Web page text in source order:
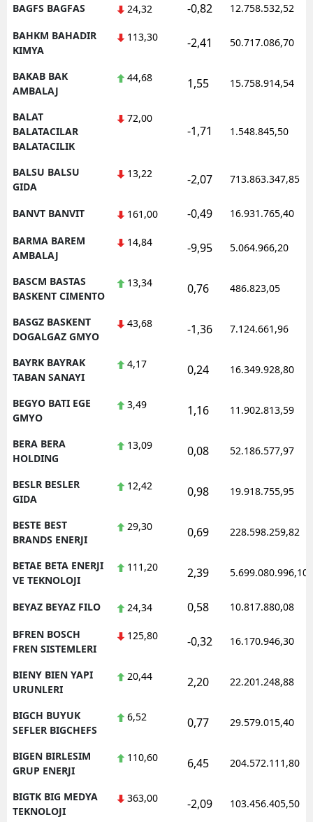
BAGFS BAGFAS 24,32 -0,82 12.758.532,52
BAHKM BAHADIR
KIMYA
113,30 -2,41 50.717.086,70
BAKAB BAK
AMBALAJ
44,68 1,55 15.758.914,54
BALAT
BALATACILAR
BALATACILIK
72,00
-1,71 1.548.845,50
BALSU BALSU
GIDA
13,22 -2,07 713.863.347,85
BANVT BANVIT 161,00 -0,49 16.931.765,40
BARMA BAREM
AMBALAJ
14,84 -9,95 5.064.966,20
BASCM BASTAS
BASKENT CIMENTO
13,34 0,76 486.823,05
BASGZ BASKENT
DOGALGAZ GMYO
43,68 -1,36 7.124.661,96
BAYRK BAYRAK
TABAN SANAYI
4,17 0,24 16.349.928,80
BEGYO BATI EGE
GMYO
3,49 1,16 11.902.813,59
BERA BERA
HOLDING
13,09 0,08 52.186.577,97
BESLR BESLER
GIDA
12,42 0,98 19.918.755,95
BESTE BEST
BRANDS ENERJI
29,30 0,69 228.598.259,82
BETAE BETA ENERJI
VE TEKNOLOJI
111,20 2,39 5.699.080.996,10
BEYAZ BEYAZ FILO 24,34 0,58 10.817.880,08
BFREN BOSCH
FREN SISTEMLERI
125,80 -0,32 16.170.946,30
BIENY BIEN YAPI
URUNLERI
20,44 2,20 22.201.248,88
BIGCH BUYUK
SEFLER BIGCHEFS
6,52 0,77 29.579.015,40
BIGEN BIRLESIM
GRUP ENERJI
110,60 6,45 204.572.111,80
BIGTK BIG MEDYA
TEKNOLOJI
363,00 -2,09 103.456.405,50